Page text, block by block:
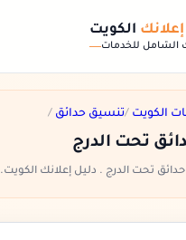
الكويت
الشامل للخدمات
الكويت /تنسيق حدائق /
تحت الدرج
تحت الدرج . دليل إعلانك الكويت.